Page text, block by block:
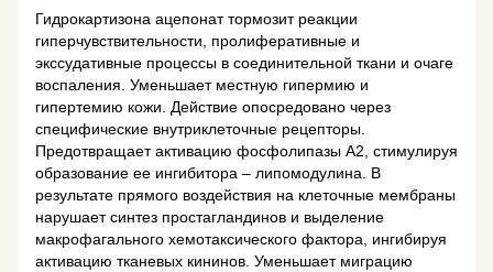
Гидрокартизона ацепонат тормозит реакции
гиперчувствительности, пролиферативные и
экссудативные процессы в соединительной ткани и очаге
воспаления. Уменьшает местную гипермию и
гипертемию кожи. Действие опосредовано через
специфические внутриклеточные рецепторы.
Предотвращает активацию фосфолипазы А2, стимулируя
образование ее ингибитора – липомодулина. В
результате прямого воздействия на клеточные мембраны
нарушает синтез простагландинов и выделение
макрофагального хемотаксического фактора, ингибируя
активацию тканевых кининов. Уменьшает миграцию